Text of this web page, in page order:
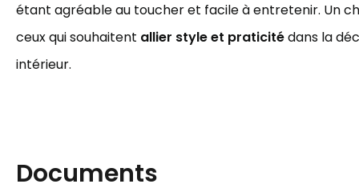
étant agréable au toucher et facile à entretenir. Un
ceux qui souhaitent allier style et praticitédans la
intérieur.
Documents